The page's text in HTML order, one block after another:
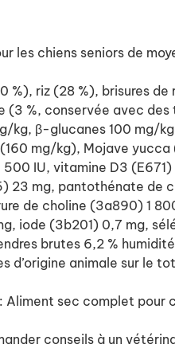
les chiens seniors de
%), riz (28 %), brisures
(3 %, conservée avec
kg, β-glucanes 100 mg/
mg/kg), Mojave
IU, vitamine D3
23 mg, pantothénate de
de choline (3a890) 1
iode (3b201) 0,7 mg,
brutes 6,2 %
d’origine animale sur le
sec complet pour
conseils à un